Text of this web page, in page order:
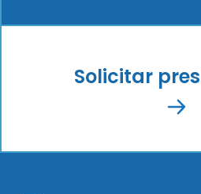
Solicitar